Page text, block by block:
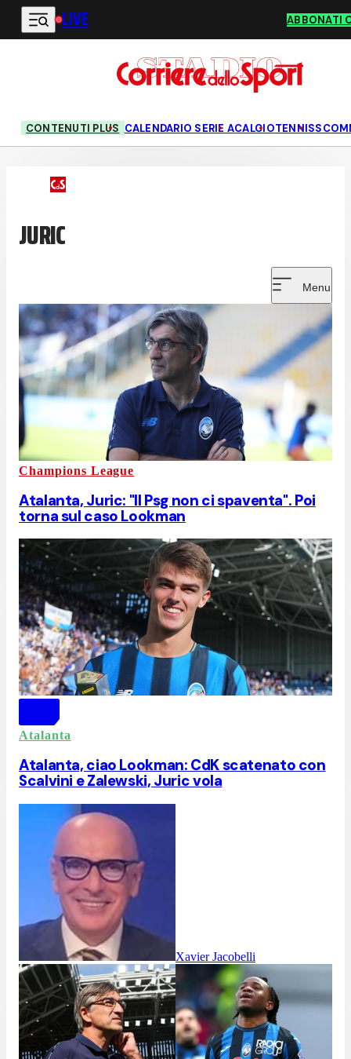
Vai al contenuto principale
LIVE ABBONATI
CONTENUTI PLUS CALENDARIO SERIE ACALCIOTENNIS
JURIC
Menu
Champions League
Atalanta, Juric: "Il Psg non ci spaventa". Poi
torna sul caso Lookman
Atalanta
Atalanta, ciao Lookman: CdK scatenato con
Scalvini e Zalewski, Juric vola
Xavier Jacobelli